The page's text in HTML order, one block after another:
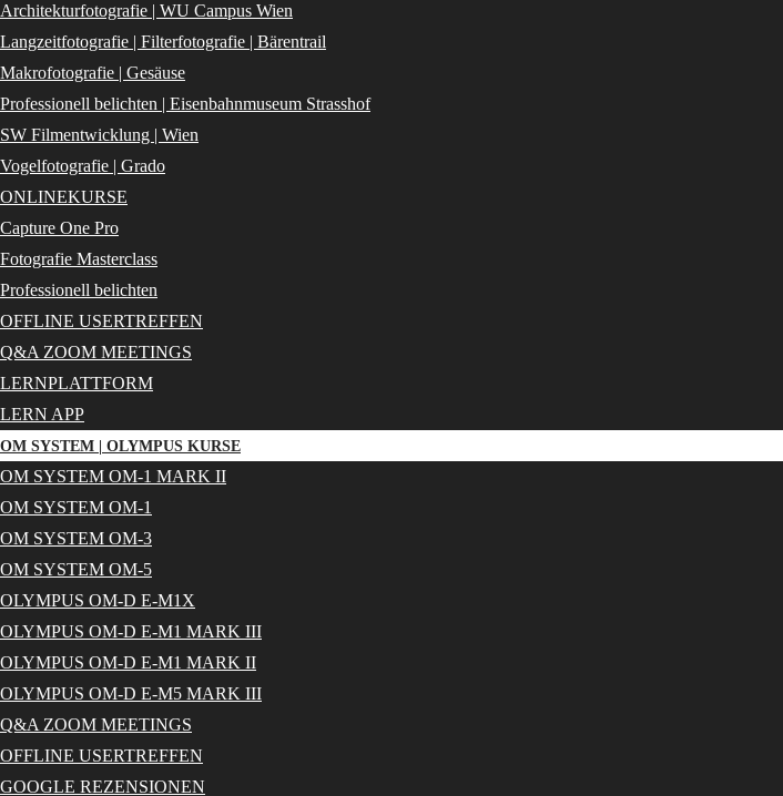
Architekturfotografie | WU Campus Wien
Langzeitfotografie | Filterfotografie | Bärentrail
Makrofotografie | Gesäuse
Professionell belichten | Eisenbahnmuseum Strasshof
SW Filmentwicklung | Wien
Vogelfotografie | Grado
ONLINEKURSE
Capture One Pro
Fotografie Masterclass
Professionell belichten
OFFLINE USERTREFFEN
Q&A ZOOM MEETINGS
LERNPLATTFORM
LERN APP
OM SYSTEM | OLYMPUS KURSE
OM SYSTEM OM-1 MARK II
OM SYSTEM OM-1
OM SYSTEM OM-3
OM SYSTEM OM-5
OLYMPUS OM-D E-M1X
OLYMPUS OM-D E-M1 MARK III
OLYMPUS OM-D E-M1 MARK II
OLYMPUS OM-D E-M5 MARK III
Q&A ZOOM MEETINGS
OFFLINE USERTREFFEN
GOOGLE REZENSIONEN